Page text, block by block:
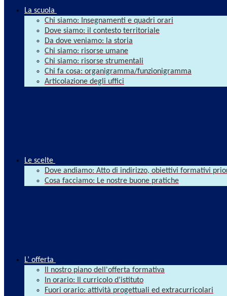
La scuola
Chi siamo: Insegnamenti e quadri orari
Dove siamo: il contesto territoriale
Da dove veniamo: la storia
Chi siamo: risorse umane
Chi siamo: risorse strumentali
Chi fa cosa: organigramma/funzionigramma
Articolazione degli uffici
Le scelte
Dove andiamo: Atto di indirizzo, obiettivi formativi
Cosa facciamo: Le nostre buone pratiche
L’ offerta
Il nostro piano dell'offerta formativa
In orario: Il curricolo d’istituto
Fuori orario: attività progettuali ed extracurricolari